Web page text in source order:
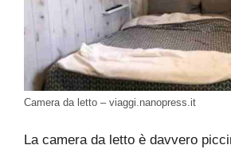
Camera da letto – viaggi.nanopress.it
La camera da letto è davvero